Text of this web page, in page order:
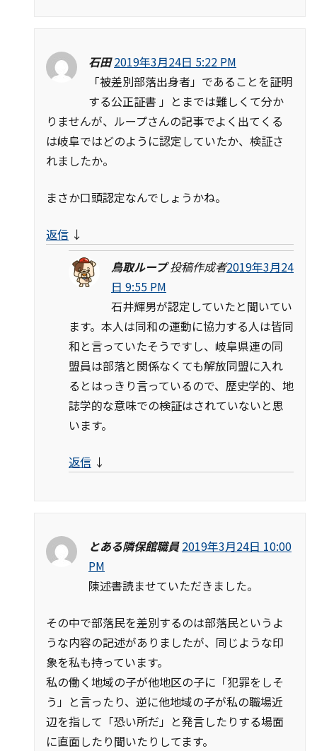
石田 2019年3月24日 5:22 PM
「被差別部落出身者」であることを証明
する公正証書 」とまでは難しくて分か
りませんが、ループさんの記事でよく出てくる
は岐阜ではどのように認定していたか、検証さ
れましたか。
まさか口頭認定なんでしょうかね。
返信 ↓
鳥取ループ 投稿作成者2019年3月24
日 9:55 PM
石井輝男が認定していたと聞いてい
ます。本人は同和の運動に協力する人は皆同
和と言っていたそうですし、岐阜県連の同
盟員は部落と関係なくても解放同盟に入れ
るとはっきり言っているので、歴史学的、地
誌学的な意味での検証はされていないと思
います。
返信 ↓
とある隣保館職員 2019年3月24日 10:00
PM
陳述書読ませていただきました。
その中で部落民を差別するのは部落民というよ
うな内容の記述がありましたが、同じような印
象を私も持っています。
私の働く地域の子が他地区の子に「犯罪をしそ
う」と言ったり、逆に他地域の子が私の職場近
辺を指して「恐い所だ」と発言したりする場面
に直面したり聞いたりしてます。